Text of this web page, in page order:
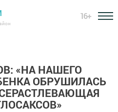
16+
«НА НАШЕГО
ОБРУШИЛАСЬ